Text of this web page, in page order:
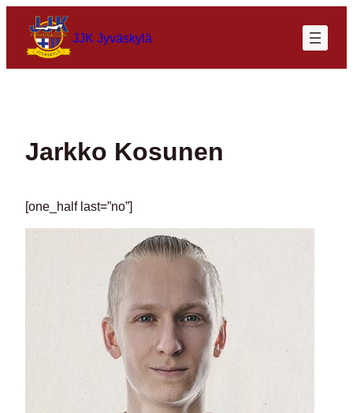
sisältöön
JJK Jyväskylä
Jarkko Kosunen
[one_half last=”no”]